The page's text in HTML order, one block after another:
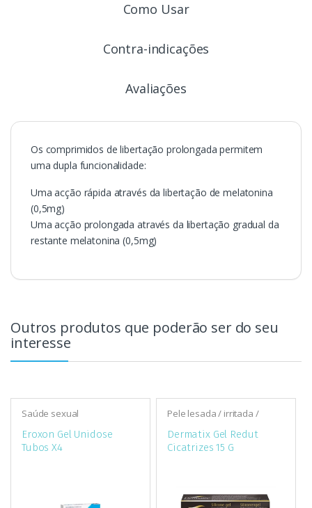
Como Usar
Contra-indicações
Avaliações
Os comprimidos de libertação prolongada permitem
uma dupla funcionalidade:
Uma acção rápida através da libertação de melatonina
(0,5mg)
Uma acção prolongada através da libertação gradual da
restante melatonina (0,5mg)
Outros produtos que poderão ser do seu
interesse
Saúde sexual
Eroxon Gel Unidose
Tubos X4
Pele lesada / irritada /
Dermatix Gel Redut
Cicatrizes 15 G